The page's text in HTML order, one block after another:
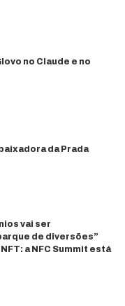
no Claude e no
da Prada
vai ser
de diversões”
a NFC Summit está